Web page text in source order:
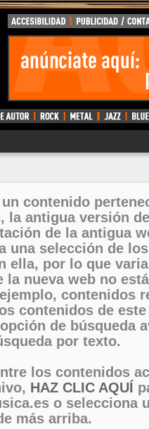
contenido
la antigua versión
de la antigua
una selección de
ella, por lo que
la nueva web no
contenidos
contenidos de
de búsqueda
por texto.
los contenidos
HAZ CLIC AQUÍ
o selecciona
más arriba.